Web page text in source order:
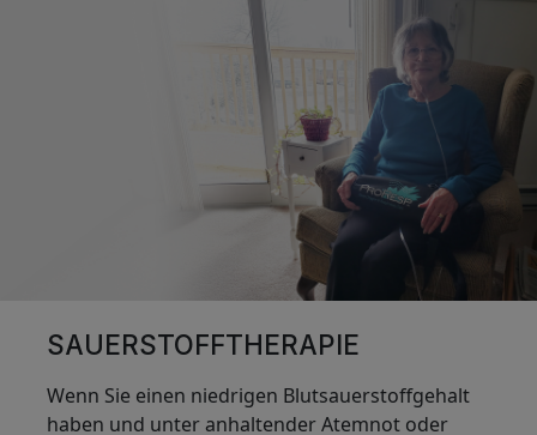
SAUERSTOFFTHERAPIE
Wenn Sie einen niedrigen Blutsauerstoffgehalt
haben und unter anhaltender Atemnot oder